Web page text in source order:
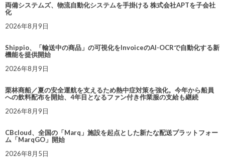
両備システムズ、物流自動化システムを手掛ける 株式会社APTを子会社
化
2026年8月9日
Shippio、「輸送中の商品」の可視化をInvoiceのAI-OCRで自動化する新
機能を提供開始
2026年8月9日
栗林商船／夏の安全運航を支えるため熱中症対策を強化。今年から船員
への飲料配布を開始、4年目となるファン付き作業服の支給も継続
2026年8月9日
CBcloud、全国の「Marq」施設を起点とした新たな配送プラットフォー
ム「MarqGO」開始
2026年8月5日